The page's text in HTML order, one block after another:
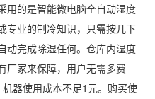
用的是智能微电脑全自动湿度
专业的制冷知识，只需按几下
动完成除湿任何。仓库内湿度
厂家来保障，用户无需多费
器使用成本不足1元。购买使